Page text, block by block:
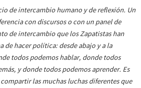
de intercambio humano y de reflexión. Un
con discursos o con un panel de
de intercambio que los Zapatistas han
de hacer política: desde abajo y a la
todos podemos hablar, donde todos
y donde todos podemos aprender. Es
las muchas luchas diferentes que